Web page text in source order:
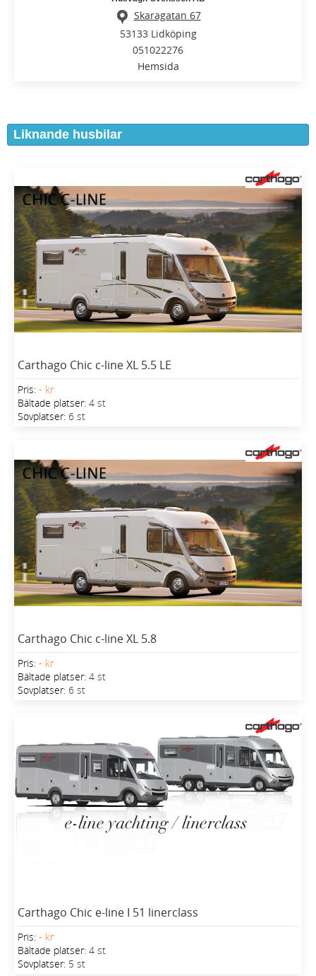
Skaragatan 67
53133 Lidköping
051022276
Hemsida
Liknande husbilar
Carthago Chic c-line XL 5.5 LE
Pris: - kr
Bältade platser: 4 st
Sovplatser: 6 st
Carthago Chic c-line XL 5.8
Pris: - kr
Bältade platser: 4 st
Sovplatser: 6 st
Carthago Chic e-line I 51 linerclass
Pris: - kr
Bältade platser: 4 st
Sovplatser: 5 st